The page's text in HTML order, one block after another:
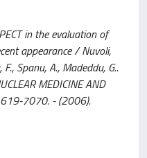
in the evaluation of
appearance / Nuvoli,
Spanu, A., Madeddu, G..
MEDICINE AND
7070. - (2006).